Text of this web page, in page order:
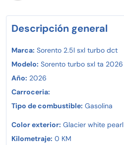
Descripción general
Marca: Sorento 2.5l sxl turbo dct
Modelo: Sorento turbo sxl ta 2026
Año: 2026
Carroceria:
Tipo de combustible: Gasolina
Color exterior: Glacier white pearl
Kilometraje: 0 KM